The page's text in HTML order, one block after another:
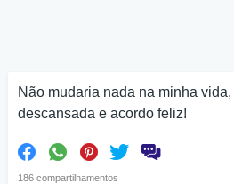
Não mudaria nada na minha
descansada e acordo feliz!
186 compartilhamentos